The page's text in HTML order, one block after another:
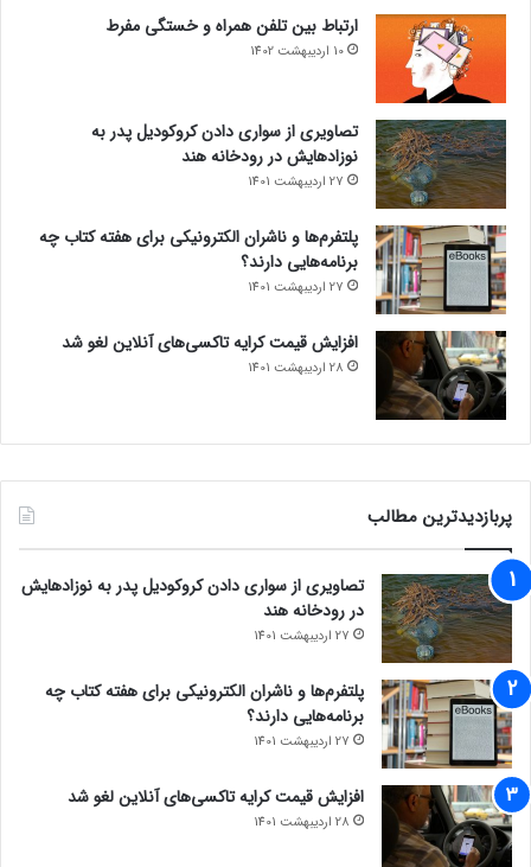
ارتباط بین تلفن همراه و خستگی مفرط
10 اردیبهشت 1402
تصاویری از سواری دادن کروکودیل پدر به
نوزادهایش در رودخانه هند
27 اردیبهشت 1401
پلتفرم‌ها و ناشران الکترونیکی برای هفته کتاب چه
برنامه‌هایی دارند؟
27 اردیبهشت 1401
افزایش قیمت کرایه تاکسی‌های آنلاین لغو شد
28 اردیبهشت 1401
پربازدیدترین مطالب
تصاویری از سواری دادن کروکودیل پدر به نوزادهایش
در رودخانه هند
27 اردیبهشت 1401
پلتفرم‌ها و ناشران الکترونیکی برای هفته کتاب چه
برنامه‌هایی دارند؟
27 اردیبهشت 1401
افزایش قیمت کرایه تاکسی‌های آنلاین لغو شد
28 اردیبهشت 1401